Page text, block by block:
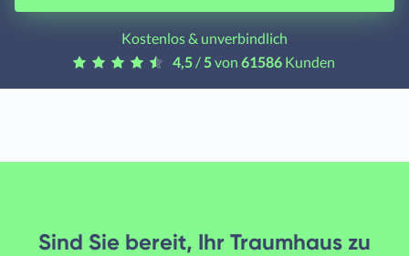
Kostenlos & unverbindlich
4,5/5von61586 Kunden
Sind Sie bereit, Ihr Traumhaus zu